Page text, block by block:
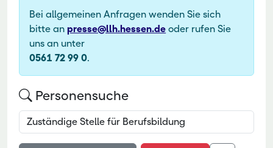
Bei allgemeinen Anfragen wenden Sie sich
bitte anpresse@llh.hessen.de oder rufen Sie
uns an unter
0561 72 99 0.
Personensuche